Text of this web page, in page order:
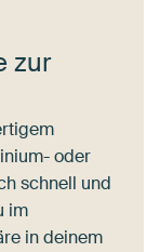
zur
oder
schnell und
im
in deinem